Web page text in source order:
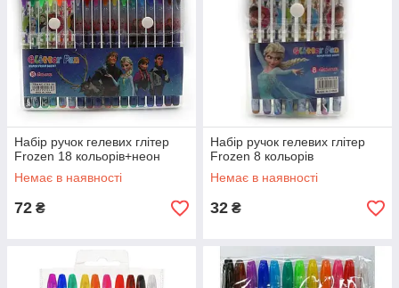
Набір ручок гелевих глітер
Frozen 18 кольорів+неон
Немає в наявності
72 ₴
Набір ручок гелевих глітер
Frozen 8 кольорів
Немає в наявності
32 ₴